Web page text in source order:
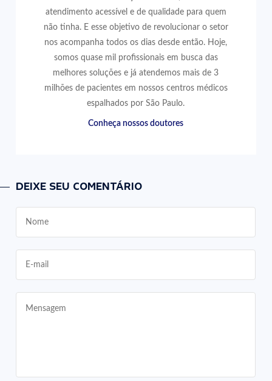
atendimento acessível e de qualidade para quem
não tinha. E esse objetivo de revolucionar o setor
nos acompanha todos os dias desde então. Hoje,
somos quase mil profissionais em busca das
melhores soluções e já atendemos mais de 3
milhões de pacientes em nossos centros médicos
espalhados por São Paulo.
Conheça nossos doutores
DEIXE SEU COMENTÁRIO